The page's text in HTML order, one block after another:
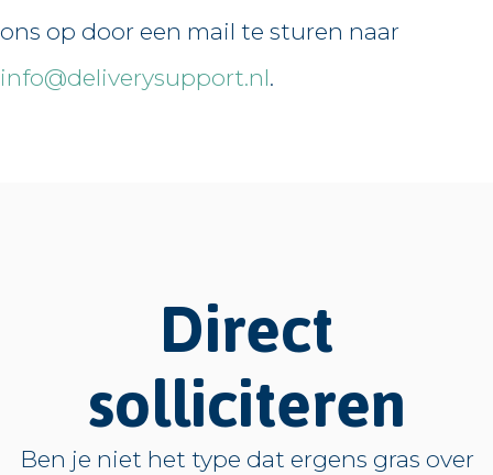
ons op door een mail te sturen naar
info@deliverysupport.nl.
Direct
solliciteren
Ben je niet het type dat ergens gras over